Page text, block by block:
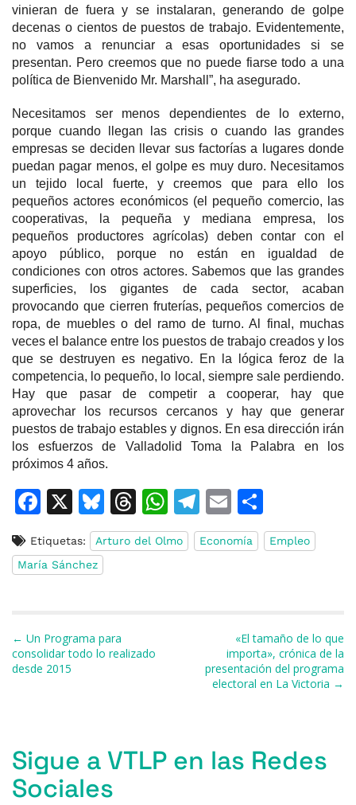
vinieran de fuera y se instalaran, generando de golpe
decenas o cientos de puestos de trabajo. Evidentemente,
no vamos a renunciar a esas oportunidades si se
presentan. Pero creemos que no puede fiarse todo a una
política de Bienvenido Mr. Marshall”, ha asegurado.
Necesitamos ser menos dependientes de lo externo,
porque cuando llegan las crisis o cuando las grandes
empresas se deciden llevar sus factorías a lugares donde
puedan pagar menos, el golpe es muy duro. Necesitamos
un tejido local fuerte, y creemos que para ello los
pequeños actores económicos (el pequeño comercio, las
cooperativas, la pequeña y mediana empresa, los
pequeños productores agrícolas) deben contar con el
apoyo público, porque no están en igualdad de
condiciones con otros actores. Sabemos que las grandes
superficies, los gigantes de cada sector, acaban
provocando que cierren fruterías, pequeños comercios de
ropa, de muebles o del ramo de turno. Al final, muchas
veces el balance entre los puestos de trabajo creados y los
que se destruyen es negativo. En la lógica feroz de la
competencia, lo pequeño, lo local, siempre sale perdiendo.
Hay que pasar de competir a cooperar, hay que
aprovechar los recursos cercanos y hay que generar
puestos de trabajo estables y dignos. En esa dirección irán
los esfuerzos de Valladolid Toma la Palabra en los
próximos 4 años.
F
c
e
o
o
k
X
Bl
u
e
y
T
h
re
W
h
at
T
el
e
E
m
ai
o
m
ti
r
Etiquetas: Arturo del Olmo Economía
Empleo
María Sánchez
Navegación de entradas
← Un Programa para
consolidar todo lo realizado
desde 2015
«El tamaño de lo que
importa», crónica de la
presentación del programa
electoral en La Victoria →
Sigue a VTLP en las Redes
Sociales